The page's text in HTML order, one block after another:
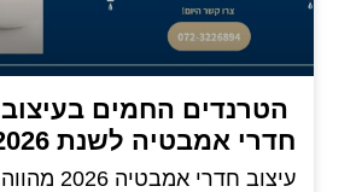
הטרנדים החמים בעיצוב
חדרי אמבטיה לשנת 2026
עיצוב חדרי אמבטיה 2026 מהווה